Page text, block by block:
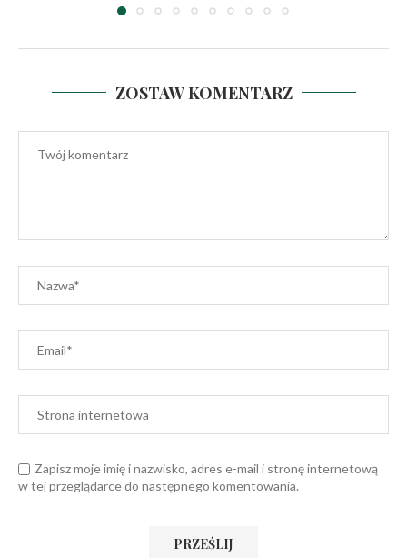
ZOSTAW KOMENTARZ
Zapisz moje imię i nazwisko, adres e-mail i stronę internetową
w tej przeglądarce do następnego komentowania.